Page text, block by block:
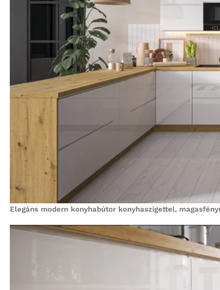
Elegáns modern konyhabútor konyhaszigettel,